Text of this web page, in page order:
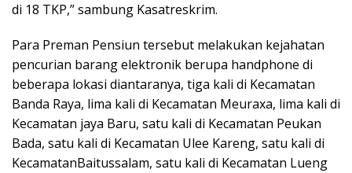
di 18 TKP,” sambung Kasatreskrim.
Para Preman Pensiun tersebut melakukan kejahatan
pencurian barang elektronik berupa handphone di
beberapa lokasi diantaranya, tiga kali di Kecamatan
Banda Raya, lima kali di Kecamatan Meuraxa, lima kali di
Kecamatan jaya Baru, satu kali di Kecamatan Peukan
Bada, satu kali di Kecamatan Ulee Kareng, satu kali di
KecamatanBaitussalam, satu kali di Kecamatan Lueng